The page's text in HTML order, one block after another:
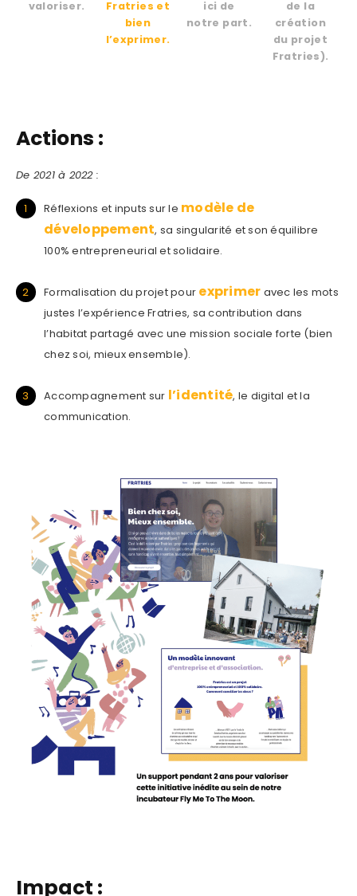
valoriser.
Fratries et
bien
l’exprimer.
ici de
notre part.
de la
création
du projet
Fratries).
Actions :
De 2021 à 2022 :
Réflexions et inputs sur le modèle de
développement, sa singularité et son équilibre
100% entrepreneurial et solidaire.
Formalisation du projet pour exprimer avec les mots
justes l’expérience Fratries, sa contribution dans
l’habitat partagé avec une mission sociale forte (bien
chez soi, mieux ensemble).
Accompagnement sur l’identité, le digital et la
communication.
Impact :